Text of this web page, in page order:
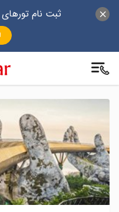
ثبت نام تورهای تابستان